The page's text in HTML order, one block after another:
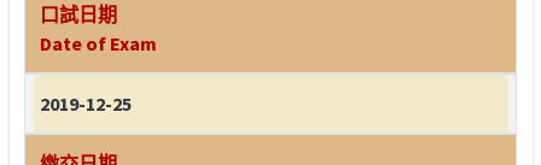
口試日期
Date of Exam
2019-12-25